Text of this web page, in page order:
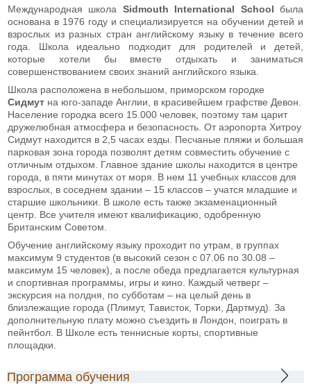
Международная школа Sidmouth International School была
основана в 1976 году и специализируется на обучении детей и
взрослых из разных стран английскому языку в течение всего
года. Школа идеально подходит для родителей и детей,
которые хотели бы вместе отдыхать и заниматься
совершенствованием своих знаний английского языка.
Школа расположена в небольшом, приморском городке
Сидмут на юго-западе Англии, в красивейшем графстве Девон.
Население городка всего 15.000 человек, поэтому там царит
дружелюбная атмосфера и безопасность. От аэропорта Хитроу
Сидмут находится в 2,5 часах езды. Песчаные пляжи и большая
парковая зона города позволят детям совместить обучение с
отличным отдыхом. Главное здание школы находится в центре
города, в пяти минутах от моря. В нем 11 учебных классов для
взрослых, в соседнем здании – 15 классов – учатся младшие и
старшие школьники. В школе есть также экзаменационный
центр. Все учителя имеют квалификацию, одобренную
Британским Советом.
Обучение английскому языку проходит по утрам, в группах
максимум 9 студентов (в высокий сезон с 07.06 по 30.08 –
максимум 15 человек), а после обеда предлагается культурная
и спортивная программы, игры и кино. Каждый четверг –
экскурсия на полдня, по субботам – на целый день в
близлежащие города (Плимут, Тависток, Торки, Дартмуд). За
дополнительную плату можно съездить в Лондон, поиграть в
пейнтбол. В Школе есть теннисные корты, спортивные
площадки.
Программа обучения